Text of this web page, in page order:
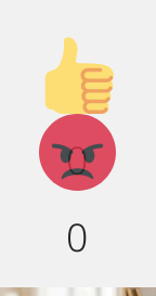
Палец
вверх!
0
Агрессия!
0